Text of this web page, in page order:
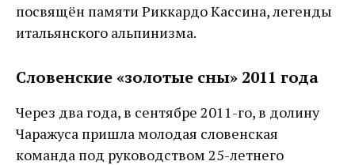
посвящён памяти Риккардо Кассина, легенды
итальянского альпинизма.
Словенские «золотые сны» 2011 года
Через два года, в сентябре 2011-го, в долину
Чаражуса пришла молодая словенская
команда под руководством 25-летнего